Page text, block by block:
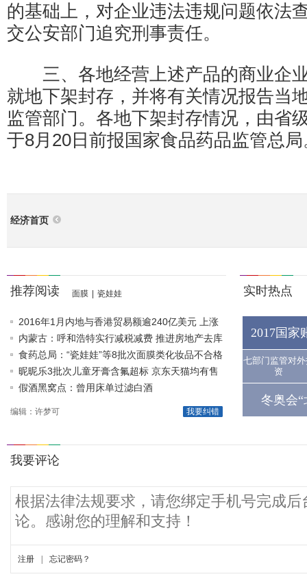
的基础上，对企业违法违规问题依法
交公安部门追究刑事责任。
三、各地经营上述产品的商业企
就地下架封存，并将有关情况报告当
监管部门。各地下架封存情况，由省
于8月20日前报国家食品药品监管总局
经济首页
推荐阅读 面膜 瓷娃娃
2016年1月内地与香港贸易额逾240亿美元 上涨
1.1%
内蒙古：呼和浩特实行减税减费 推进房地产去库
存
食药总局：“瓷娃娃”等8批次面膜类化妆品不合格
昵昵乐3批次儿童牙膏含氟超标 京东天猫均有售
假酒黑窝点：曾用床单过滤白酒
我要纠错
编辑：许梦可
实时热点
2017国家
七部门监管对
资
冬奥会“